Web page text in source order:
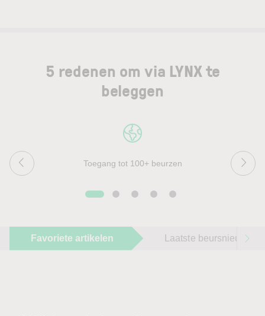
5 redenen om via LYNX te
beleggen
Toegang tot 100+ beurzen
Favoriete artikelen Laatste beursnieuws